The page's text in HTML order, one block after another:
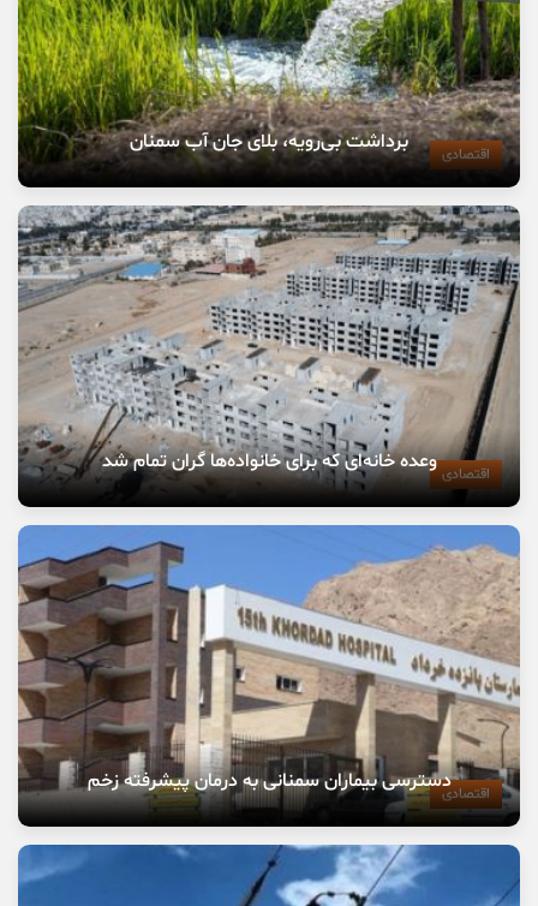
اقتصادی برداشت بی‌رویه، بلای جان آب سمنان
اقتصادی وعده خانه‌ای که برای خانواده‌ها گران تمام شد
اقتصادیدسترسی بیماران سمنانی به درمان پیشرفته زخم